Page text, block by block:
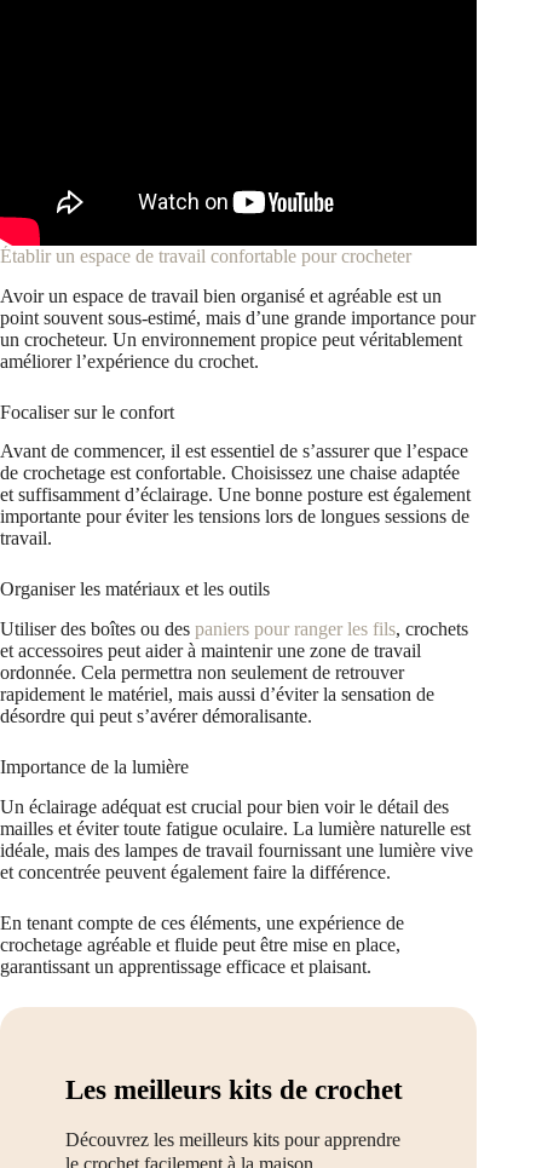
Établir un espace de travail confortable pour crocheter
Avoir un espace de travail bien organisé et agréable est un
point souvent sous-estimé, mais d’une grande importance pour
un crocheteur. Un environnement propice peut véritablement
améliorer l’expérience du crochet.
Focaliser sur le confort
Avant de commencer, il est essentiel de s’assurer que l’espace
de crochetage est confortable. Choisissez une chaise adaptée
et suffisamment d’éclairage. Une bonne posture est également
importante pour éviter les tensions lors de longues sessions de
travail.
Organiser les matériaux et les outils
Utiliser des boîtes ou des paniers pour ranger les fils, crochets
et accessoires peut aider à maintenir une zone de travail
ordonnée. Cela permettra non seulement de retrouver
rapidement le matériel, mais aussi d’éviter la sensation de
désordre qui peut s’avérer démoralisante.
Importance de la lumière
Un éclairage adéquat est crucial pour bien voir le détail des
mailles et éviter toute fatigue oculaire. La lumière naturelle est
idéale, mais des lampes de travail fournissant une lumière vive
et concentrée peuvent également faire la différence.
En tenant compte de ces éléments, une expérience de
crochetage agréable et fluide peut être mise en place,
garantissant un apprentissage efficace et plaisant.
Les meilleurs kits de crochet
Découvrez les meilleurs kits pour apprendre
le crochet facilement à la maison